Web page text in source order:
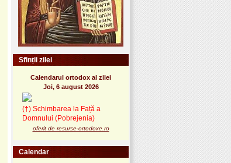
Sfinții zilei
Calendarul ortodox al zilei
Joi, 6 august 2026
(†) Schimbarea la Față a
Domnului (Pobrejenia)
oferit de resurse-ortodoxe.ro
Calendar